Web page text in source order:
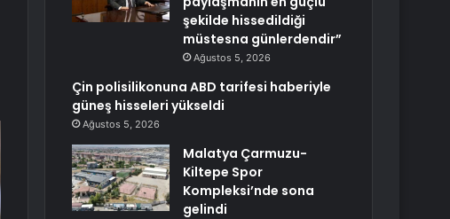
şekilde hissedildiği
müstesna günlerdendir”
Ağustos 5, 2026
Çin polisilikonuna ABD tarifesi haberiyle
güneş hisseleri yükseldi
Ağustos 5, 2026
Malatya Çarmuzu-
Kiltepe Spor
Kompleksi’nde sona
gelindi